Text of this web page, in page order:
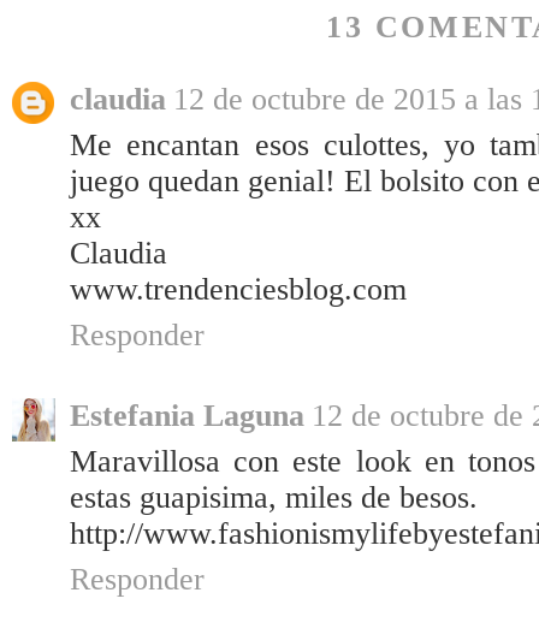
13
claudia 12 de octubre de 2015 a las
Me encantan esos culottes, yo
juego quedan genial! El bolsito con
xx
Claudia
www.trendenciesblog.com
Responder
Estefania Laguna 12 de octubre de
Maravillosa con este look en
estas guapisima, miles de besos.
http://
Responder